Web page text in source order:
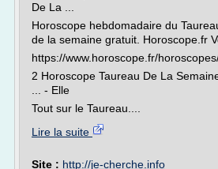
De La ...
Horoscope hebdomadaire du
de la semaine gratuit. Horoscope.fr
https://www.horoscope.fr/
2 Horoscope Taureau De La
... - Elle
Tout sur le Taureau....
Lire la suite
Site : http://je-cherche.info